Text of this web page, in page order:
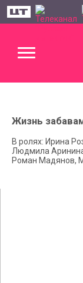
Жизнь
В ролях: Ирина
Людмила
Роман Мадянов,